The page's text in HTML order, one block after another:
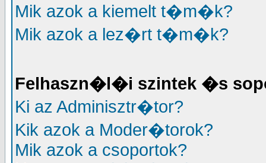
Mik azok a kiemelt t�m�k?
Mik azok a lez�rt t�m�k?
Felhaszn�l�i szintek �s
Ki az Adminisztr�tor?
Kik azok a Moder�torok?
Mik azok a csoportok?